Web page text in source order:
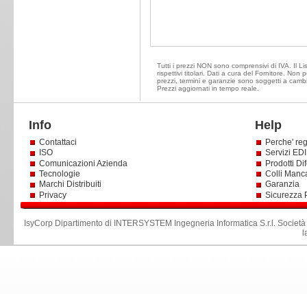
Tutti i prezzi NON sono comprensivi di IVA. Il
rispettivi titolari. Dati a cura del Fornitore. Non
prezzi, termini e garanzie sono soggetti a
Prezzi aggiornati in tempo reale.
Info Help
Contattaci
ISO
Comunicazioni Azienda
Tecnologie
Marchi Distribuiti
Privacy
Perche'
Servizi
Prodotti
Colli
Garanzia
Sicurezza
IsyCorp Dipartimento di INTERSYSTEM Ingegneria Informatica S.r.l .